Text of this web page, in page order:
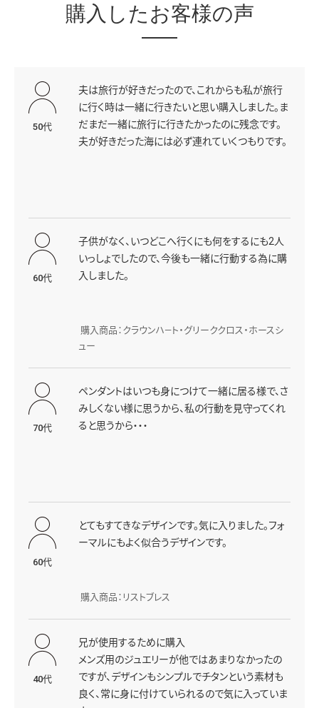
購入したお客様の声
50代
夫は旅行が好きだったので、これからも私が旅行
に行く時は一緒に行きたいと思い購入しました。ま
だまだ一緒に旅行に行きたかったのに残念です。
夫が好きだった海には必ず連れていくつもりです。
60代
子供がなく、いつどこへ行くにも何をするにも2人
いっしょでしたので、今後も一緒に行動する為に購
入しました。
購入商品：クラウンハ―ト・グリーククロス・ホースシ
ュー
70代
ペンダントはいつも身につけて一緒に居る様で、さ
みしくない様に思うから、私の行動を見守ってくれ
ると思うから・・・
60代
とてもすてきなデザインです。気に入りました。フォ
ーマルにもよく似合うデザインです。
購入商品：リストブレス
40代
兄が使用するために購入
メンズ用のジュエリーが他ではあまりなかったの
ですが、デザインもシンプルでチタンという素材も
良く、常に身に付けていられるので気に入っていま